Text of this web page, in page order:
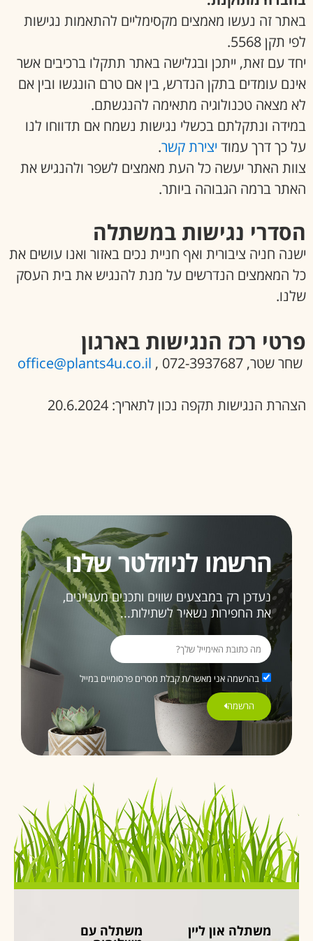
באתר זה נעשו מאמצים מקסימליים להתאמות נגישות
לפי תקן 5568.
יחד עם זאת, ייתכן ובגלישה באתר תתקלו ברכיבים אשר
אינם עומדים בתקן הנדרש, בין אם טרם הונגשו ובין אם
לא מצאה טכנולוגיה מתאימה להנגשתם.
במידה ונתקלתם בכשלי נגישות נשמח אם תדווחו לנו
על כך דרך עמוד יצירת קשר.
צוות האתר יעשה כל העת מאמצים לשפר ולהנגיש את
האתר ברמה הגבוהה ביותר.
הסדרי נגישות במשתלה
ישנה חניה ציבורית ואף חניית נכים באזור ואנו עושים את
כל המאמצים הנדרשים על מנת להנגיש את בית העסק
שלנו.
פרטי רכז הנגישות בארגון
שחר שטר, 072-3937687 , office@plants4u.co.il
הצהרת הנגישות תקפה נכון לתאריך: 20.6.2024
הרשמו לניוזלטר שלנו
נעדכן רק במבצעים שווים ותכנים מעניינים,
את החפירות נשאיר לשתילות...
בהרשמה אני מאשר/ת קבלת מסרים פרסומיים במייל
הרשמה
משתלה און ליין משתלה עם